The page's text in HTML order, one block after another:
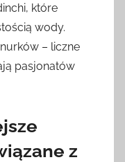
które
wody.
– liczne
pasjonatów
z